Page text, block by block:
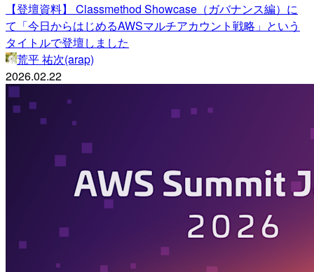
【登壇資料】 Classmethod Showcase（ガバナンス編）に
て「今日からはじめるAWSマルチアカウント戦略」という
タイトルで登壇しました
荒平 祐次(arap)
2026.02.22